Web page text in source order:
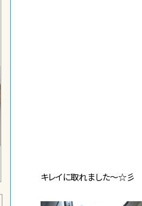
キレイに取れました～☆彡